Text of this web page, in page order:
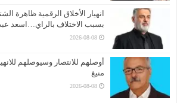
انهيار الأخلاق الرقمية ظاهرة
بسبب الاختلاف بالراي…اسعد
2026-08-08
أوصلهم للانتصار وسيوصلهم
منيغ
2026-08-08